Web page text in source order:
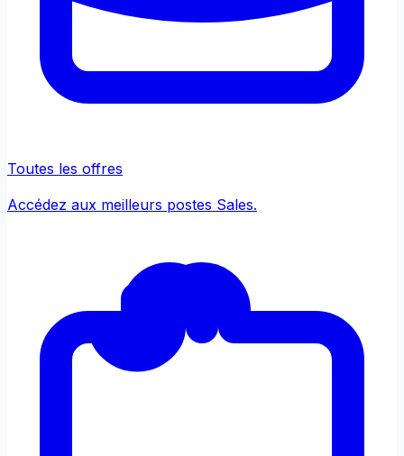
Toutes les offres
Accédez aux meilleurs postes Sales.